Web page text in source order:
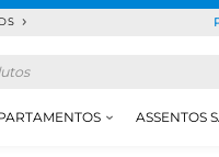
ASSENTOS